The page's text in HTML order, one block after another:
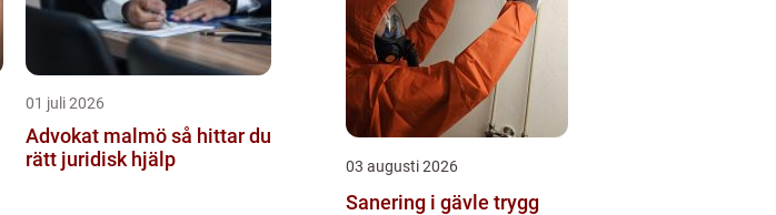
01 juli 2026
Advokat malmö så hittar du
rätt juridisk hjälp
03 augusti 2026
Sanering i gävle trygg